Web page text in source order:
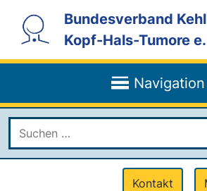
Hauptnavigation
Service-
Navigation
Suche
Inhalt
Kontaktmenü
in
Bundesverband
Kopf-Hals-Tumore e.
Navigation
nach:
Kontakt